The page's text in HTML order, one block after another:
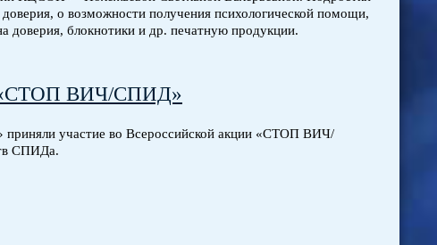
о возможности получения психологической помощи,
доверия, блокнотики и др. печатную продукции.
«СТОП ВИЧ/СПИД»
участие во Всероссийской акции «СТОП ВИЧ/
СПИДа.